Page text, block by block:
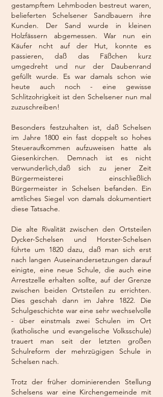
gestampftem Lehmboden bestreut waren,
belieferten Schelsener Sandbauern ihre
Kunden. Der Sand wurde in kleinen
Holzfässern abgemessen. War nun ein
Käufer ncht auf der Hut, konnte es
passieren, daß das Fäßchen kurz
umgedreht und nur der Daubenrand
gefüllt wurde. Es war damals schon wie
heute auch noch - eine gewisse
Schlitzohrigkeit ist den Schelsener nun mal
zuzuschreiben!
Besonders festzuhalten ist, daß Schelsen
im Jahre 1800 ein fast doppelt so hohes
Steueraufkommen aufzuweisen hatte als
Giesenkirchen. Demnach ist es nicht
verwunderlich,daß sich zu jener Zeit
Bürgermeisterei einschließlich
Bürgermeister in Schelsen befanden. Ein
amtliches Siegel von damals dokumentiert
diese Tatsache.
Die alte Rivalität zwischen den Ortsteilen
Dycker-Schelsen und Horster-Schelsen
führte um 1820 dazu, daß man sich erst
nach langen Auseinandersetzungen darauf
einigte, eine neue Schule, die auch eine
Arrestzelle erhalten sollte, auf der Grenze
zwischen beiden Ortsteilen zu errichten.
Dies geschah dann im Jahre 1822. Die
Schulgeschichte war eine sehr wechselvolle
- über einstmals zwei Schulen im Ort
(katholische und evangelische Volksschule)
trauert man seit der letzten großen
Schulreform der mehrzügigen Schule in
Schelsen nach.
Trotz der früher dominierenden Stellung
Schelsens war eine Kirchengemeinde mit